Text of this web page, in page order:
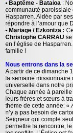
• Baptême - Bataioa :
communauté
Hasparren. Aidée par
répondre à l’amour que
• Mariage / Ezkontza :
Christophe CARRAU se
en l’église de
famille !
Nous entrons dans la
A partir de ce dimanche
la semaine missionnaire
universelle dans notre
Chaque année à pareille
leurs frères et sœurs à
thème de cette année: «
n’y a pas besoin de
Seigneur qui compte
permettre la rencontre,